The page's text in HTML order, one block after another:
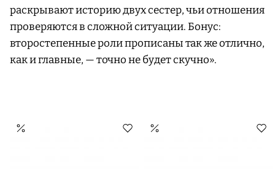
раскрывают историю двух сестер, чьи отношения
проверяются в сложной ситуации. Бонус:
второстепенные роли прописаны так же отлично,
как и главные, — точно не будет скучно».